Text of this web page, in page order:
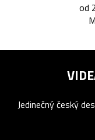
od
Jedinečný český